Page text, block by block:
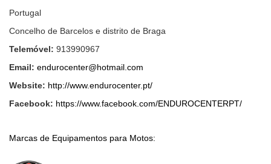
Portugal
Concelho de Barcelos e distrito de Braga
Telemóvel: 913990967
Email: endurocenter@hotmail.com
Website: http://www.endurocenter.pt/
Facebook: https://www.facebook.com/ENDUROCENTERPT/
Marcas de Equipamentos para Motos: